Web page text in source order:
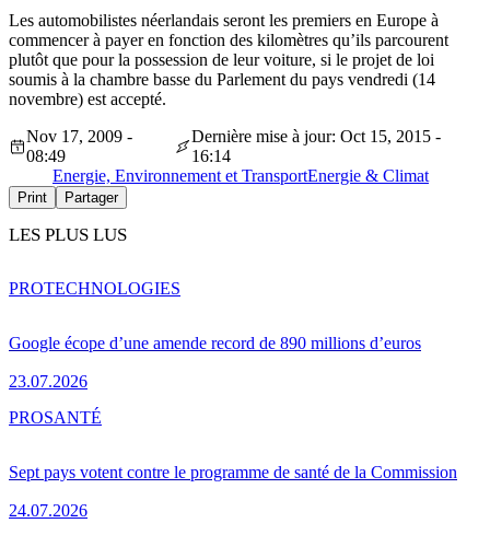
Les automobilistes néerlandais seront les premiers en Europe à
commencer à payer en fonction des kilomètres qu’ils parcourent
plutôt que pour la possession de leur voiture, si le projet de loi
soumis à la chambre basse du Parlement du pays vendredi (14
novembre) est accepté.
Nov 17, 2009 -
08:49
Dernière mise à jour: Oct 15, 2015 -
16:14
Energie, Environnement et TransportEnergie & Climat
Print Partager
LES PLUS LUS
Google écope d’une amende record de 890 millions d’euros
23.07.2026
PROTECHNOLOGIES
Sept pays votent contre le programme de santé de la Commission
24.07.2026
PROSANTÉ